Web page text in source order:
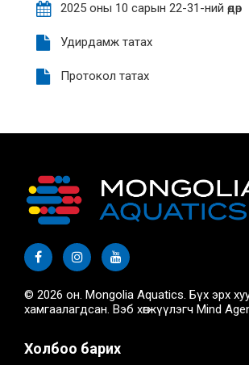
2025 оны 10 сарын 22-31-ний өдөр
Удирдамж татах
Протокол татах
© 2026 он. Mongolia Aquatics. Бүх эрх
хамгаалагдсан. Вэб хөгжүүлэгч Mind
Холбоо барих